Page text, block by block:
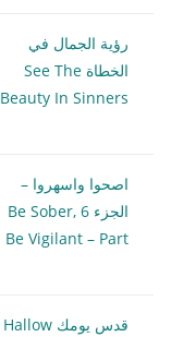
رؤية الجمال في
الخطاة See The
Beauty In Sinners
اصحوا واسهروا –
الجزء 6 Be Sober,
Be Vigilant – Part
قدس يومك Hallow